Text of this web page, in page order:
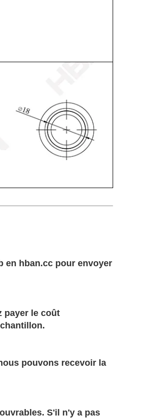
en hban.cc pour envoyer
payer le coût
pouvons recevoir la
S'il n'y a pas